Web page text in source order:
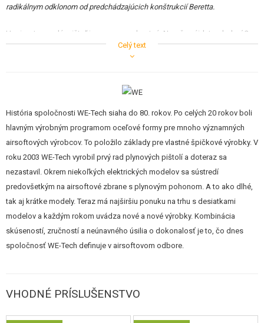
radikálnym odklonom od predchádzajúcich konštrukcií Beretta.
Hoci sa to nezdá, pištoľ je pomerne robustná. Navyše nájdete v balení 2
náhradné rúčky, ktoré môžete, podľa potreby úchopu strelca, meniť a
Rám zbrane je rovnako ako predloha z odolného nylonu a záver kovový.
úpravu pre rýchlejšie mierenie - v tme svietia. V prednej časti je pod
hlavnou integrovaná RIS lišta, umožňujúca pripevniť napríklad svietidlo
alebo laser.
Poistka je obojstranná a okrem klasického zaistenia navyše vie vypustiť
natiahnutý kohútik.
Kovový zásobník má kapacitu 25 rán.
Ide o plynovú pištoľ (na hnací plyn Green Gas), ktorá okrem streľby
systémom údržby, medzi najrealistickejšie airsoftové zbrane.
Celý text
História spoločnosti WE-Tech siaha do 80. rokov. Po celých 20 rokov boli
hlavným výrobným programom oceľové formy pre mnoho významných
airsoftových výrobcov. To položilo základy pre vlastné špičkové výrobky. V
roku 2003 WE-Tech vyrobil prvý rad plynových pištolí a doteraz sa
nezastavil. Okrem niekoľkých elektrických modelov sa sústredí
predovšetkým na airsoftové zbrane s plynovým pohonom. A to ako dlhé,
tak aj krátke modely. Teraz má najširšiu ponuku na trhu s desiatkami
modelov a každým rokom uvádza nové a nové výrobky. Kombinácia
skúseností, zručností a neúnavného úsilia o dokonalosť je to, čo dnes
spoločnosť WE-Tech definuje v airsoftovom odbore.
VHODNÉ PRÍSLUŠENSTVO